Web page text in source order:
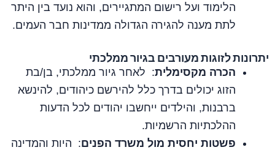
הלימוד ועל רישום המתגיירים, והוא נועד בין היתר
לתת מענה להגירה הגדולה ממדינות חבר העמים.
יתרונות לזוגות מעורבים בגיור ממלכתי
הכרה מקסימלית: לאחר גיור ממלכתי, בן/בת
הזוג יכולים בדרך כלל להירשם כיהודים, להינשא
ברבנות, והילדים ייחשבו יהודים לכל הדעות
ההלכתיות הרשמיות.
פשטות יחסית מול משרד הפנים: היות והמדינה